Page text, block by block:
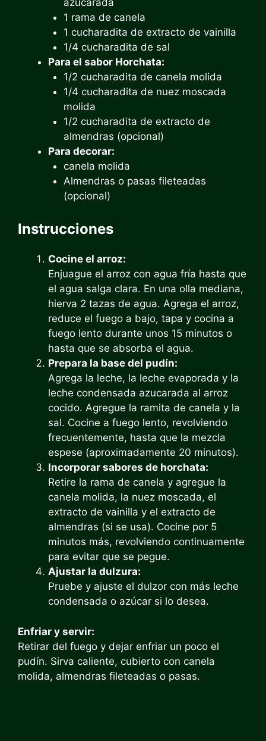
1 rama de canela
1 cucharadita de extracto de vainilla
1/4 cucharadita de sal
Para el sabor Horchata:
1/2 cucharadita de canela molida
1/4 cucharadita de nuez moscada
molida
1/2 cucharadita de extracto de
almendras (opcional)
Para decorar:
canela molida
Almendras o pasas fileteadas
(opcional)
Instrucciones
Cocine el arroz:
Enjuague el arroz con agua fría hasta que
el agua salga clara. En una olla mediana,
hierva 2 tazas de agua. Agrega el arroz,
reduce el fuego a bajo, tapa y cocina a
fuego lento durante unos 15 minutos o
hasta que se absorba el agua.
Prepara la base del pudín:
Agrega la leche, la leche evaporada y la
leche condensada azucarada al arroz
cocido. Agregue la ramita de canela y la
sal. Cocine a fuego lento, revolviendo
frecuentemente, hasta que la mezcla
espese (aproximadamente 20 minutos).
Incorporar sabores de horchata:
Retire la rama de canela y agregue la
canela molida, la nuez moscada, el
extracto de vainilla y el extracto de
almendras (si se usa). Cocine por 5
minutos más, revolviendo continuamente
para evitar que se pegue.
Ajustar la dulzura:
Pruebe y ajuste el dulzor con más leche
condensada o azúcar si lo desea.
Enfriar y servir:
Retirar del fuego y dejar enfriar un poco el
pudín. Sirva caliente, cubierto con canela
molida, almendras fileteadas o pasas.